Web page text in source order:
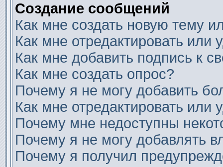
Создание сообщений
Как мне создать новую тему
Как мне отредактировать или
Как мне добавить подпись к
Как мне создать опрос?
Почему я не могу добавить
Как мне отредактировать или
Почему мне недоступны
Почему я не могу добавлять
Почему я получил